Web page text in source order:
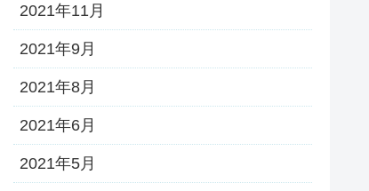
2021年11月
2021年9月
2021年8月
2021年6月
2021年5月